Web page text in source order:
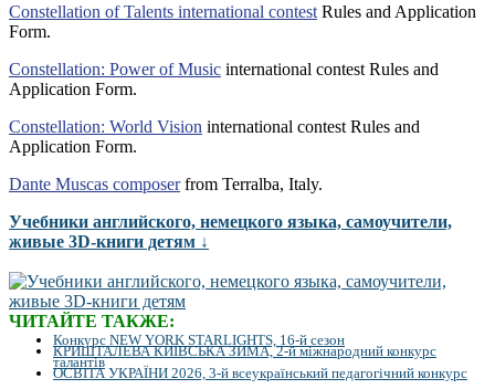
Constellation of Talents international contest Rules and Application
Form.
Constellation: Power of Music international contest Rules and
Application Form.
Constellation: World Vision international contest Rules and
Application Form.
Dante Muscas composerfrom Terralba, Italy.
Учебники английского, немецкого языка, самоучители,
живые 3D-книги детям ↓
ЧИТАЙТЕ ТАКЖЕ:
Конкурс NEW YORK STARLIGHTS, 16-й сезон
КРИШТАЛЕВА КИЇВСЬКА ЗИМА, 2-й міжнародний конкурс
талантів
ОСВІТА УКРАЇНИ 2026, 3-й всеукраїнський педагогічний конкурс